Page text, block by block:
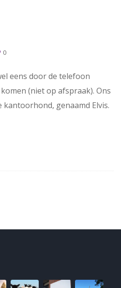
0
eens door de telefoon
(niet op afspraak). Ons
genaamd Elvis.